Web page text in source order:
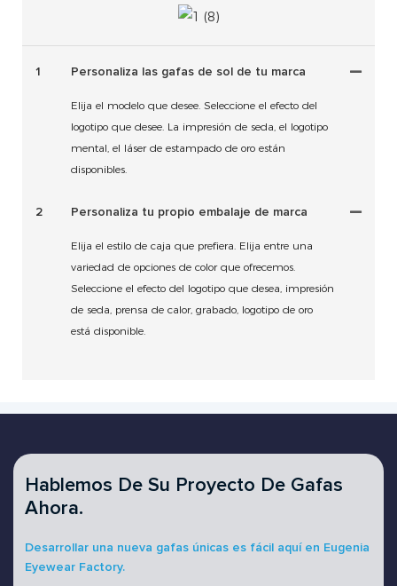
1 Personaliza las gafas de sol de tu marca
Elija el modelo que desee. Seleccione el efecto del
logotipo que desee. La impresión de seda, el logotipo
mental, el láser de estampado de oro están
disponibles.
2 Personaliza tu propio embalaje de marca
Elija el estilo de caja que prefiera. Elija entre una
variedad de opciones de color que ofrecemos.
Seleccione el efecto del logotipo que desea, impresión
de seda, prensa de calor, grabado, logotipo de oro
está disponible.
Hablemos De Su Proyecto De Gafas
Ahora.
Desarrollar una nueva gafas únicas es fácil aquí en Eugenia
Eyewear Factory.